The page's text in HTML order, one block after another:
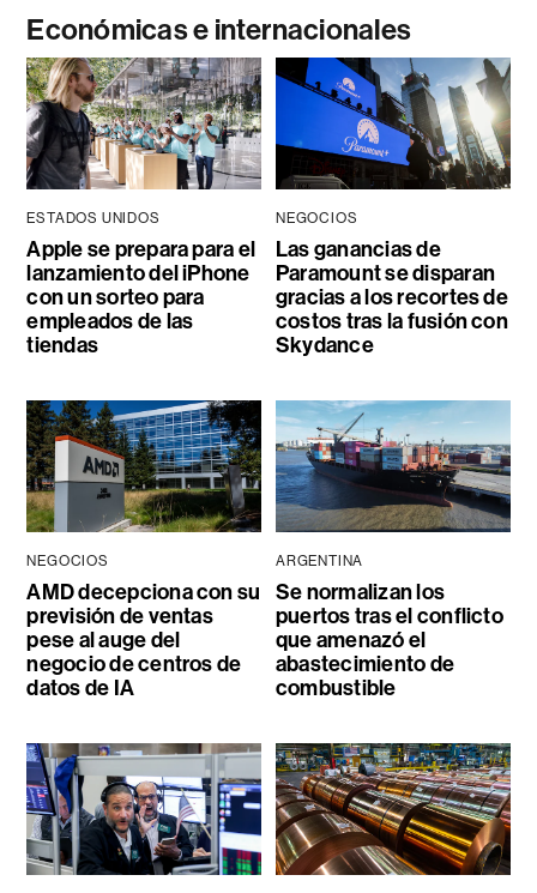
Económicas e internacionales
ESTADOS UNIDOS
Apple se prepara para el
lanzamiento del iPhone
con un sorteo para
empleados de las
tiendas
NEGOCIOS
Las ganancias de
Paramount se disparan
gracias a los recortes de
costos tras la fusión con
Skydance
NEGOCIOS
AMD decepciona con su
previsión de ventas
pese al auge del
negocio de centros de
datos de IA
ARGENTINA
Se normalizan los
puertos tras el conflicto
que amenazó el
abastecimiento de
combustible